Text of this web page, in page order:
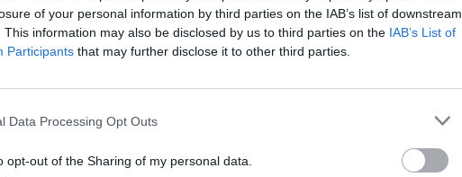
of your personal information by third parties on the IAB’s list of downstream
This information may also be disclosed by us to third parties on the IAB’s List of
Participants that may further disclose it to other third parties.
Data Processing Opt Outs
opt-out of the Sharing of my personal data.